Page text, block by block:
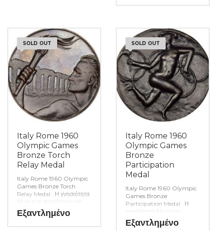
SOLD OUT
Italy Rome 1960
Olympic Games
Bronze Torch
Relay Medal
Italy Rome 1960 Olympic
Games Bronze Torch
Relay Medal. Η γνησιότητα
όλων των προϊόντων μας
είναι εγγυημένη εφ όρου
ζωής ενώ τυχόν
Εξαντλημένο
SOLD OUT
Italy Rome 1960
Olympic Games
Bronze
Participation
Medal
Italy Rome 1960 Olympic
Games Bronze
Participation Medal. Η
γνησιότητα όλων των
προϊόντων μας είναι
εγγυημένη εφ όρου ζωής
Εξαντλημένο